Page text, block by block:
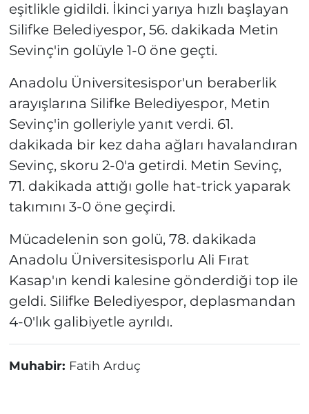
eşitlikle gidildi. İkinci yarıya hızlı başlayan
Silifke Belediyespor, 56. dakikada Metin
Sevinç'in golüyle 1-0 öne geçti.
Anadolu Üniversitesispor'un beraberlik
arayışlarına Silifke Belediyespor, Metin
Sevinç'in golleriyle yanıt verdi. 61.
dakikada bir kez daha ağları havalandıran
Sevinç, skoru 2-0'a getirdi. Metin Sevinç,
71. dakikada attığı golle hat-trick yaparak
takımını 3-0 öne geçirdi.
Mücadelenin son golü, 78. dakikada
Anadolu Üniversitesisporlu Ali Fırat
Kasap'ın kendi kalesine gönderdiği top ile
geldi. Silifke Belediyespor, deplasmandan
4-0'lık galibiyetle ayrıldı.
Muhabir: Fatih Arduç